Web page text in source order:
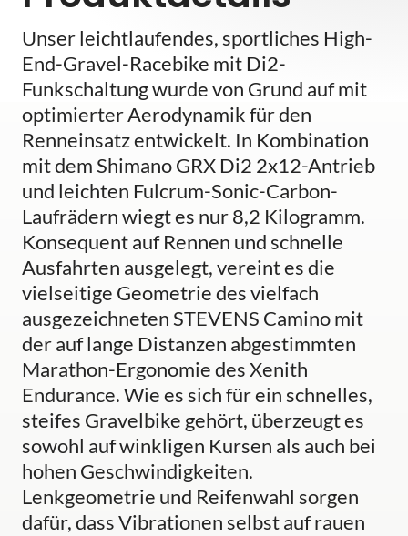
Unser leichtlaufendes, sportliches High-
End-Gravel-Racebike mit Di2-
Funkschaltung wurde von Grund auf mit
optimierter Aerodynamik für den
Renneinsatz entwickelt. In Kombination
mit dem Shimano GRX Di2 2x12-Antrieb
und leichten Fulcrum-Sonic-Carbon-
Laufrädern wiegt es nur 8,2 Kilogramm.
Konsequent auf Rennen und schnelle
Ausfahrten ausgelegt, vereint es die
vielseitige Geometrie des vielfach
ausgezeichneten STEVENS Camino mit
der auf lange Distanzen abgestimmten
Marathon-Ergonomie des Xenith
Endurance. Wie es sich für ein schnelles,
steifes Gravelbike gehört, überzeugt es
sowohl auf winkligen Kursen als auch bei
hohen Geschwindigkeiten.
Lenkgeometrie und Reifenwahl sorgen
dafür, dass Vibrationen selbst auf rauen